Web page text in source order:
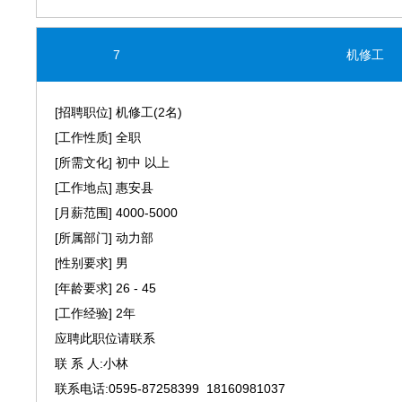
7 机修工
[招聘职位] 机修工(2名)
[工作性质] 全职
[所需文化] 初中 以上
[工作地点] 惠安县
[月薪范围] 4000-5000
[所属部门] 动力部
[性别要求] 男
[年龄要求] 26 - 45
[工作经验] 2年
应聘此职位请联系
联 系 人:小林
联系电话:0595-87258399 18160981037